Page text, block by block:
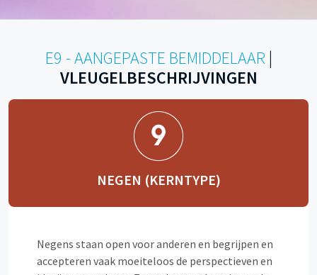
E9 - AANGEPASTE BEMIDDELAAR |
VLEUGELBESCHRIJVINGEN
NEGEN (KERNTYPE)
Negens staan open voor anderen en begrijpen en
accepteren vaak moeiteloos de perspectieven en